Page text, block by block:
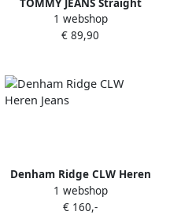
TOMMY JEANS Straight
jeans LAYLA HR SLIM STR
1 webshop
€ 89,90
Denham Ridge CLW Heren
Jeans
1 webshop
€ 160,-